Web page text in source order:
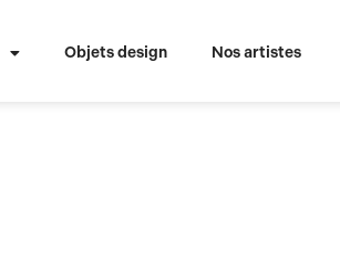
Objets design Nos artistes